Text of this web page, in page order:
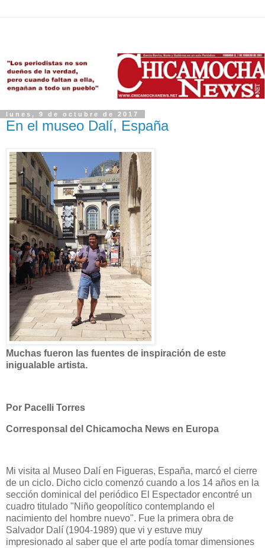
lunes, 9 de octubre de 2017
En el museo Dalí, España
Muchas fueron las fuentes de inspiración de este
inigualable artista.
Por Pacelli Torres
Corresponsal del Chicamocha News en Europa
Mi visita al Museo Dalí en Figueras, España, marcó el cierre
de un ciclo. Dicho ciclo comenzó cuando a los 14 años en la
sección dominical del periódico El Espectador encontré un
cuadro titulado "Niño geopolítico contemplando el
nacimiento del hombre nuevo". Fue la primera obra de
Salvador Dalí (1904-1989) que vi y estuve muy
impresionado al saber que el arte podía tomar dimensiones